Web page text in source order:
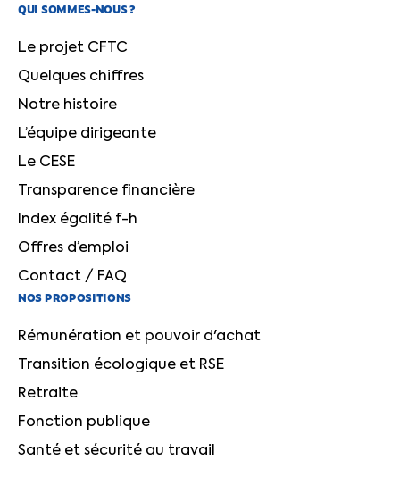
QUI SOMMES-NOUS ?
Le projet CFTC
Quelques chiffres
Notre histoire
L’équipe dirigeante
Le CESE
Transparence financière
Index égalité f-h
Offres d’emploi
Contact / FAQ
NOS PROPOSITIONS
Rémunération et pouvoir d'achat
Transition écologique et RSE
Retraite
Fonction publique
Santé et sécurité au travail